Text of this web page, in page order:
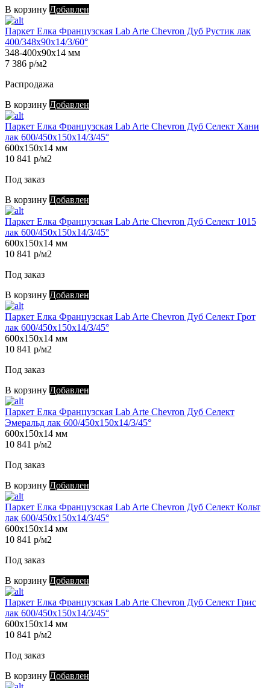
В корзину Добавлен
Паркет Елка Французская Lab Arte Chevron Дуб Рустик лак
400/348х90х14/3/60°
348-400х90х14 мм
7 386 р/м2
Распродажа
В корзину Добавлен
Паркет Елка Французская Lab Arte Chevron Дуб Селект Хани
лак 600/450х150х14/3/45°
600х150х14 мм
10 841 р/м2
Под заказ
В корзину Добавлен
Паркет Елка Французская Lab Arte Chevron Дуб Селект 1015
лак 600/450х150х14/3/45°
600х150х14 мм
10 841 р/м2
Под заказ
В корзину Добавлен
Паркет Елка Французская Lab Arte Chevron Дуб Селект Грот
лак 600/450х150х14/3/45°
600х150х14 мм
10 841 р/м2
Под заказ
В корзину Добавлен
Паркет Елка Французская Lab Arte Chevron Дуб Селект
Эмеральд лак 600/450х150х14/3/45°
600х150х14 мм
10 841 р/м2
Под заказ
В корзину Добавлен
Паркет Елка Французская Lab Arte Chevron Дуб Селект Кольт
лак 600/450х150х14/3/45°
600х150х14 мм
10 841 р/м2
Под заказ
В корзину Добавлен
Паркет Елка Французская Lab Arte Chevron Дуб Селект Грис
лак 600/450х150х14/3/45°
600х150х14 мм
10 841 р/м2
Под заказ
В корзину Добавлен